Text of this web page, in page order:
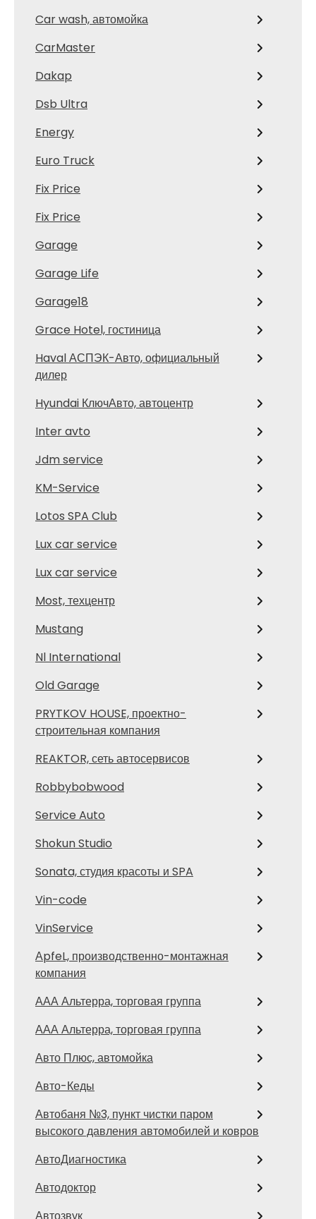
Car wash, автомойка
CarMaster
Dakap
Dsb Ultra
Energy
Euro Truck
Fix Price
Fix Price
Garage
Garage Life
Garage18
Grace Hotel, гостиница
Haval АСПЭК-Авто, официальный
дилер
Hyundai КлючАвто, автоцентр
Inter avto
Jdm service
KM-Service
Lotos SPA Club
Lux car service
Lux car service
Most, техцентр
Mustang
Nl International
Old Garage
PRYTKOV HOUSE, проектно-
строительная компания
REAKTOR, сеть автосервисов
Robbybobwood
Service Auto
Shokun Studio
Sonata, студия красоты и SPA
Vin-code
VinService
АpfeL, производственно-монтажная
компания
ААА Альтерра, торговая группа
ААА Альтерра, торговая группа
Авто Плюс, автомойка
Авто-Кеды
Автобаня №3, пункт чистки паром
высокого давления автомобилей и ковров
АвтоДиагностика
Автодоктор